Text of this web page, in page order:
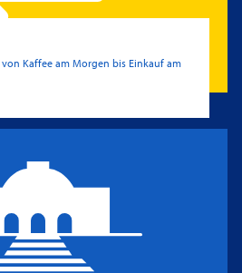
Kaffee am Morgen bis Einkauf am